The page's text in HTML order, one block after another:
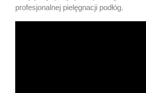
profesjonalnej pielęgnacji podłóg.